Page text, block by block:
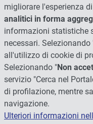
migliorare l'esperienza
analitici in forma
informazioni statistiche
necessari. Selezionando
all'utilizzo di cookie di
Selezionando "Non
servizio "Cerca nel
di profilazione, mentre
navigazione.
Ulteriori informazioni